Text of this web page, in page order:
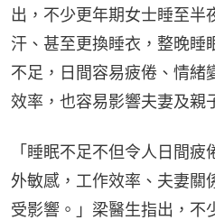
出，不少更年期女士睡至半
汗、甚至更換睡衣，整晚睡
不足，日間容易疲倦、情緒
效率，也容易影響夫妻及親
「睡眠不足不但令人日間
外敏感，工作效率、夫妻關
受影響。」梁醫生指出，不